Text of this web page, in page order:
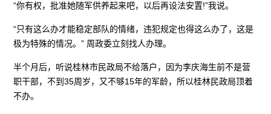
“你有权，批准她随军供养起来吧，以后再设法安置!”我说。
“只有这么办才能稳定部队的情绪，违犯规定也得这么办了，这是
极为特殊的情况。” 周政委立刻找人办理。
半个月后，听说桂林市民政局不给落户，因为李庆海生前不是营
职干部，不到35周岁，又不够15年的军龄，所以桂林民政局顶着
不办。